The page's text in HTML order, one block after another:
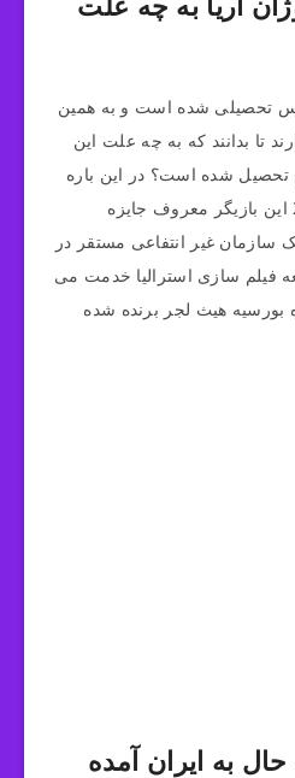
آریا به چه علت
تحصیلی شده است و به همین
تا بدانند که به چه علت این
تحصیل شده است؟ در این باره
باید بگوییم که در سال 2017 این بازیگر معروف جایزه
سازمان غیر انتفاعی مستقر در
فیلم سازی استرالیا خدمت می
بورسیه هیث لجر برنده شده
حال به ایران آمده